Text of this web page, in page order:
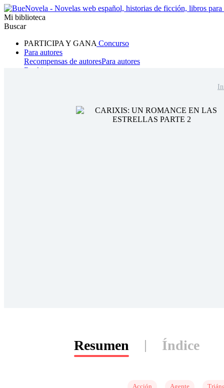
Mi biblioteca
Buscar
PARTICIPA Y GANA Concurso
Para autores
Recompensas de autoresPara autores
Ranking
Hombre loboMafiaSistema Fantasía Urbano
Resumen Índice
Acción Agente